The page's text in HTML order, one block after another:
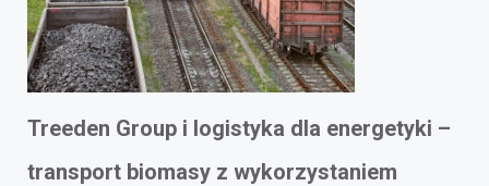
Treeden Group i logistyka dla energetyki –
transport biomasy z wykorzystaniem